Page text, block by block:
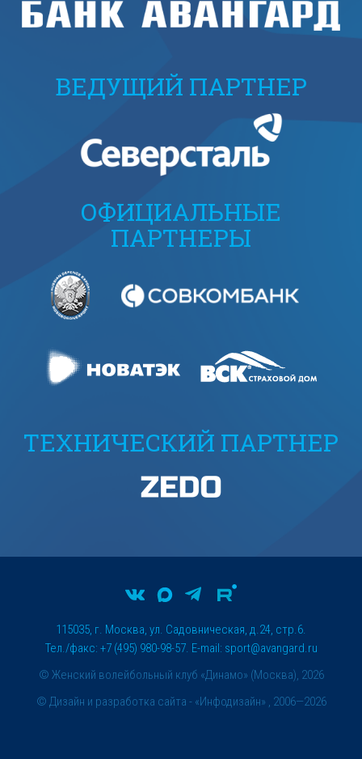
ВЕДУЩИЙ ПАРТНЕР
ОФИЦИАЛЬНЫЕ
ПАРТНЕРЫ
ТЕХНИЧЕСКИЙ ПАРТНЕР
© Женский волейбольный клуб «Динамо» (Москва), 2026
115035, г. Москва, ул. Садовническая, д.24, стр.6.
Тел./факс: +7 (495) 980-98-57. E-mail: sport@avangard.ru
© Дизайн и разработка сайта - «Инфодизайн» , 2006—2026